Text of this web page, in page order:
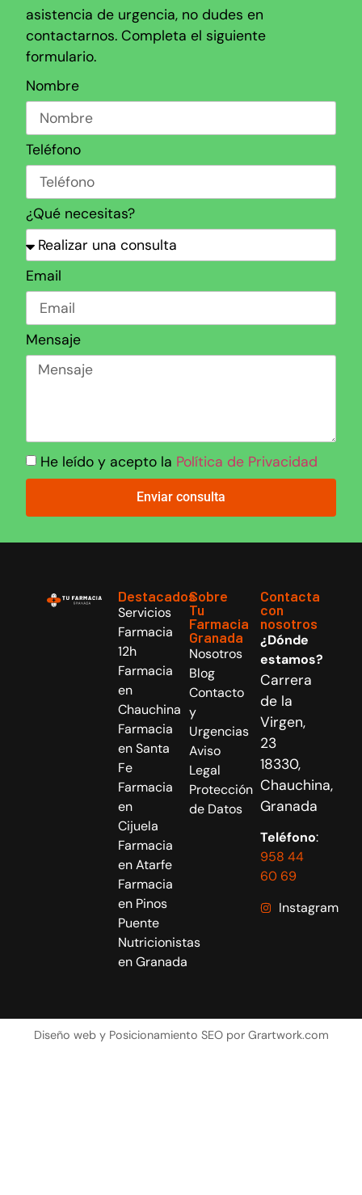
asistencia de urgencia, no dudes en
contactarnos. Completa el siguiente
formulario.
Nombre
Teléfono
¿Qué necesitas?
Email
Mensaje
He leído y acepto la Política de Privacidad
Enviar consulta
Destacados
Servicios
Farmacia
12h
Farmacia
en
Chauchina
Farmacia
en Santa
Fe
Farmacia
en
Cijuela
Farmacia
en Atarfe
Farmacia
en Pinos
Puente
Nutricionistas
en Granada
Sobre
Tu
Farmacia
Granada
Nosotros
Blog
Contacto
y
Urgencias
Aviso
Legal
Protección
de Datos
Contacta
con
nosotros
¿Dónde
estamos?
Carrera
de la
Virgen,
23
18330,
Chauchina,
Granada
Teléfono:
958 44
60 69
Instagram
Diseño weby Posicionamiento SEOpor Grartwork.com